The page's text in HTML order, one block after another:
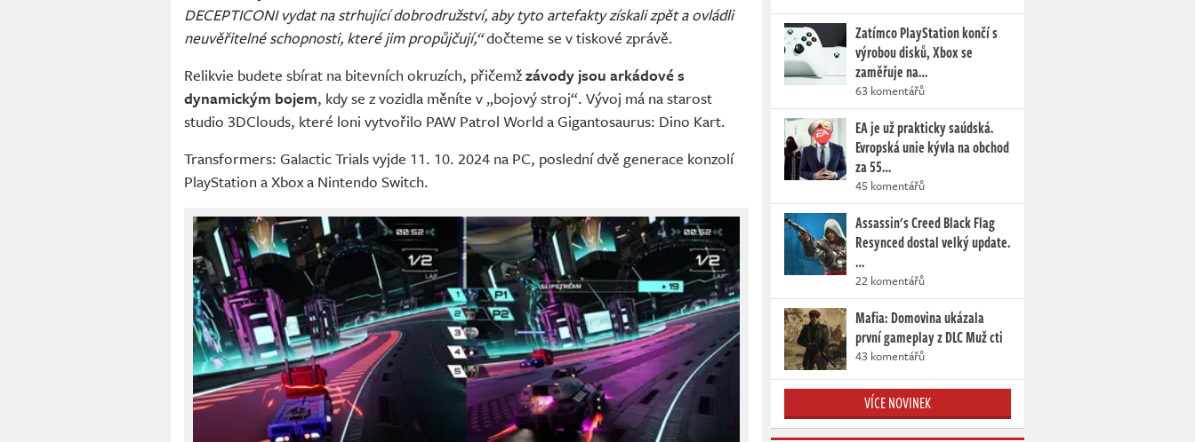
DECEPTICONI vydat na strhující dobrodružství, aby tyto artefakty získali zpět a ovládli
neuvěřitelné schopnosti, které jim propůjčují,“dočteme se v tiskové zprávě.
Relikvie budete sbírat na bitevních okruzích, přičemžzávody jsou arkádové s
dynamickým bojem, kdy se z vozidla měníte v „bojový stroj“. Vývoj má na starost
studio 3DClouds, které loni vytvořilo PAW Patrol World a Gigantosaurus: Dino Kart.
Transformers: Galactic Trials vyjde 11. 10. 2024 na PC, poslední dvě generace konzolí
PlayStation a Xbox a Nintendo Switch.
Zatímco PlayStation končí s
výrobou disků, Xbox se
zaměřuje na…
63 komentářů
EA je už prakticky saúdská.
Evropská unie kývla na obchod
za 55…
45 komentářů
Assassin's Creed Black Flag
Resynced dostal velký update.
…
22 komentářů
Mafia: Domovina ukázala
první gameplay z DLC Muž cti
43 komentářů
VÍCE NOVINEK